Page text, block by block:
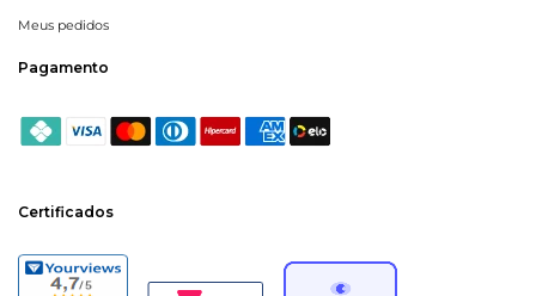
Meus pedidos
Pagamento
Certificados